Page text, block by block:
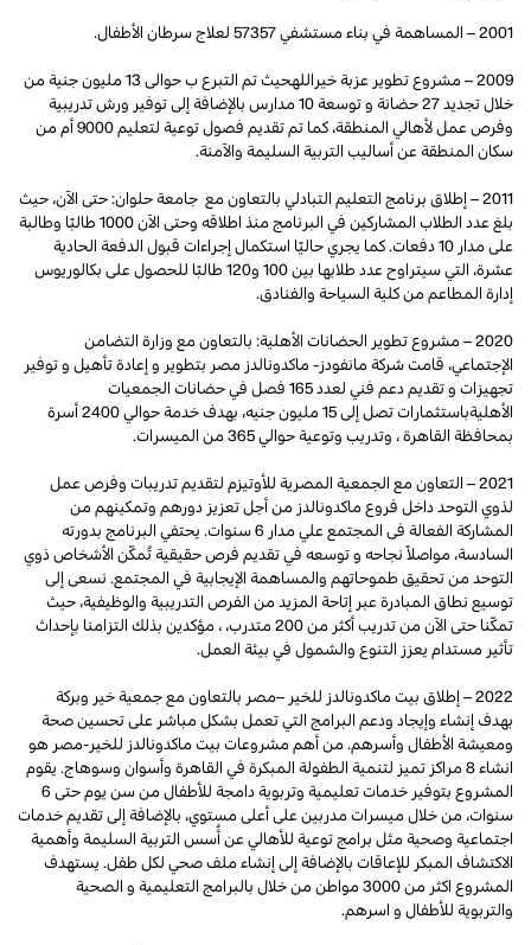
2001 – المساهمة في بناء مستشفي 57357 لعلاج سرطان الأطفال.
2009 – مشروع تطوير عزبة خيراللهحيث تم التبرع ب حوالى 13 مليون جنية من
خلال تجديد 27 حضانة و توسعة 10 مدارس بالإضافة إلى توفير ورش تدريبية
وفرص عمل لأهالي المنطقة، كما تم تقديم فصول توعية لتعليم 9000 أم من
سكان المنطقة عن أساليب التربية السليمة والآمنة.
2011 – إطلاق برنامج التعليم التبادلي بالتعاون مع جامعة حلوان: حتى الآن، حيث
بلغ عدد الطلاب المشاركين في البرنامج منذ اطلاقه وحتى الآن 1000 طالبًا وطالبة
على مدار 10 دفعات. كما يجري حاليًا استكمال إجراءات قبول الدفعة الحادية
عشرة، التي سيتراوح عدد طلابها بين 100 و120 طالبًا للحصول على بكالوريوس
إدارة المطاعم من كلية السياحة والفنادق.
2020 – مشروع تطوير الحضانات الأهلية: بالتعاون مع وزارة التضامن
الإجتماعي، قامت شركة مانفودز- ماكدونالدز مصر بتطوير و إعادة تأهيل و توفير
تجهيزات و تقديم دعم فني لعدد 165 فصل في حضانات الجمعيات
الأهليةباستثمارات تصل إلى 15 مليون جنيه، بهدف خدمة حوالي 2400 أسرة
بمحافظة القاهرة ، وتدريب وتوعية حوالي 365 من الميسرات.
2021 – التعاون مع الجمعية المصرية للأوتيزم لتقديم تدريبات وفرص عمل
لذوي التوحد داخل فروع ماكدونالدز من أجل تعزيز دورهم وتمكينهم من
المشاركة الفعالة فى المجتمع علي مدار 6 سنوات. يحتفي البرنامج بدورته
السادسة، مواصلاً نجاحه و توسعه في تقديم فرص حقيقية تُمكّن الأشخاص ذوي
التوحد من تحقيق طموحاتهم والمساهمة الإيجابية في المجتمع. نسعى إلى
توسيع نطاق المبادرة عبر إتاحة المزيد من الفرص التدريبية والوظيفية، حيث
تمكّنا حتى الآن من تدريب أكثر من 200 متدرب، ، مؤكدين بذلك التزامنا بإحداث
تأثير مستدام يعزز التنوع والشمول في بيئة العمل.
2022 – إطلاق بيت ماكدونالدز للخير –مصر بالتعاون مع جمعية خير وبركة
بهدف إنشاء وإيجاد ودعم البرامج التي تعمل بشكل مباشر على تحسين صحة
ومعيشة الأطفال وأسرهم. من أهم مشروعات بيت ماكدونالدز للخير-مصر هو
انشاء 8 مراكز تميز لتنمية الطفولة المبكرة في القاهرة وأسوان وسوهاج. يقوم
المشروع بتوفير خدمات تعليمية وتربوية دامجة للأطفال من سن يوم حتى 6
سنوات، من خلال ميسرات مدربين على أعلى مستوي، بالإضافة إلى تقديم خدمات
اجتماعية وصحية مثل برامج توعية للأهالي عن أُسس التربية السليمة وأهمية
الاكتشاف المبكر للإعاقات بالإضافة إلى إنشاء ملف صحي لكل طفل. يستهدف
المشروع اكثر من 3000 مواطن من خلال بالبرامج التعليمية و الصحية
والتربوية للأطفال و اسرهم.